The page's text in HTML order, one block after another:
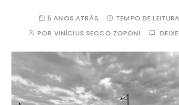
5 ANOS ATRÁS TEMPO DE
POR VINÍCIUS SECCO ZOPONI